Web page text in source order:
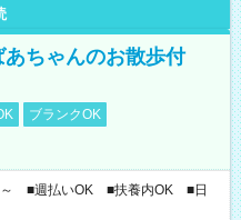
あちゃんのお散歩付
ブランクOK
～ ■週払いOK ■扶養内OK ■日